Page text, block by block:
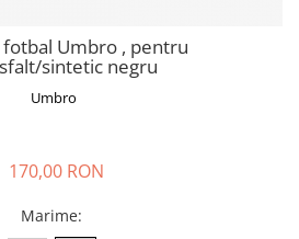
Umbro , pentru
sintetic negru
Umbro
170,00 RON
Marime: